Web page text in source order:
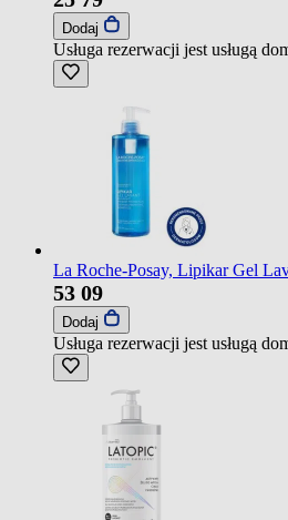
Dodaj
Usługa rezerwacji jest usługą
La Roche-Posay, Lipikar Gel
53 09
Dodaj
Usługa rezerwacji jest usługą